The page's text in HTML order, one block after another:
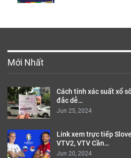
Mới Nhất
Cách tính xác suất xổ
đắc dễ…
Jun 25, 2024
Link xem trực tiếp
VTV2, VTV Cần…
Jun 20, 2024